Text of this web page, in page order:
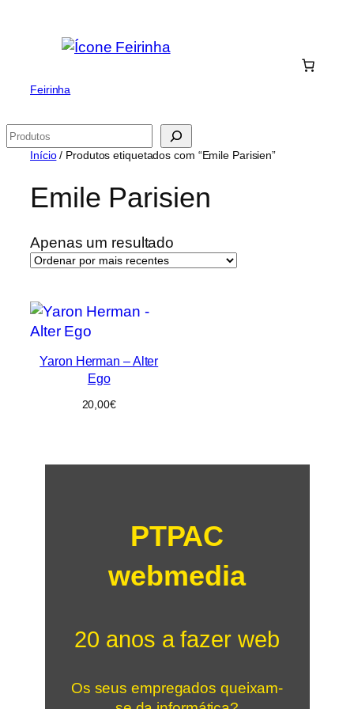
Feirinha
Pesquisar
Início/ Produtos etiquetados com “Emile Parisien”
Emile Parisien
Apenas um resultado
Yaron Herman – Alter
Ego
20,00€
PTPAC
webmedia
20 anos a fazer web
Os seus empregados queixam-